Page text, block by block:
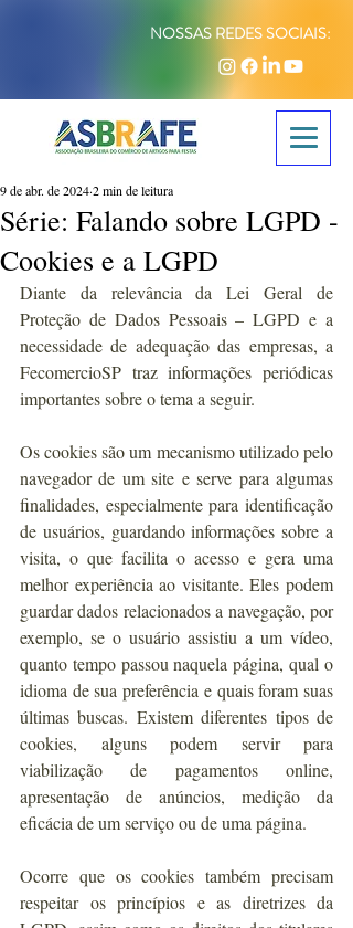
NOSSAS REDES SOCIAIS:
Série: Falando sobre LGPD -
Cookies e a LGPD
9 de abr. de 20242 min de leitura
Diante da relevância da Lei Geral de
Proteção de Dados Pessoais – LGPD e a
necessidade de adequação das empresas, a
FecomercioSP traz informações periódicas
importantes sobre o tema a seguir.
Os cookies são um mecanismo utilizado pelo
navegador de um site e serve para algumas
finalidades, especialmente para identificação
de usuários, guardando informações sobre a
visita, o que facilita o acesso e gera uma
melhor experiência ao visitante. Eles podem
guardar dados relacionados a navegação, por
exemplo, se o usuário assistiu a um vídeo,
quanto tempo passou naquela página, qual o
idioma de sua preferência e quais foram suas
últimas buscas. Existem diferentes tipos de
cookies, alguns podem servir para
viabilização de pagamentos online,
apresentação de anúncios, medição da
eficácia de um serviço ou de uma página.
Ocorre que os cookies também precisam
respeitar os princípios e as diretrizes da